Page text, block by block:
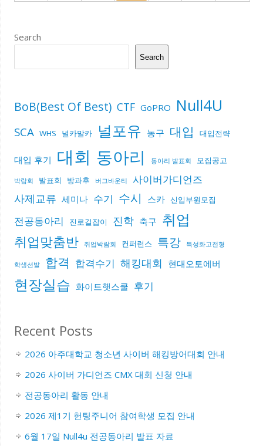
Search
Search
BoB(Best Of Best) CTF GoPRO Null4U
SCA WHS 널카말카 널포유 농구 대입 대입전략
대입 후기 대회 동아리 동아리 발표회 모집공고
박람회 발표회 방과후 버그바운티 사이버가디언즈
사제교류 세미나 수기 수시 스카 신입부원모집
전공동아리 진로길잡이 진학 축구 취업
취업맞춤반 취업박람회 컨퍼런스 특강 특성화고전형
학생선발 합격 합격수기 해킹대회 현대오토에버
현장실습 화이트햇스쿨 후기
Recent Posts
2026 아주대학교 청소년 사이버 해킹방어대회 안내
2026 사이버 가디언즈 CMX 대회 신청 안내
전공동아리 활동 안내
2026 제1기 헌팅주니어 참여학생 모집 안내
6월 17일 Null4u 전공동아리 발표 자료